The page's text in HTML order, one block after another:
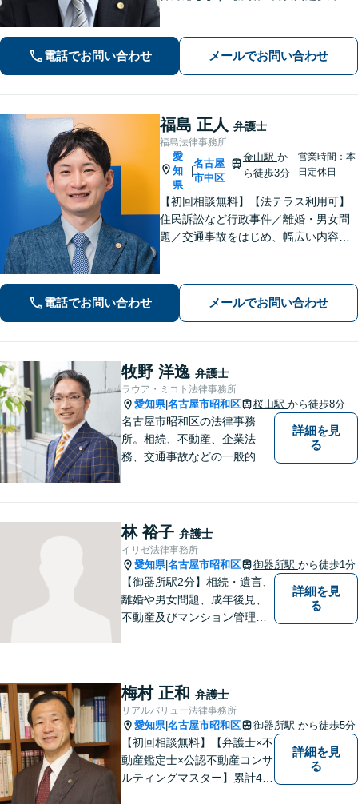
業展開できるよう、法律家の視点でサ
ポートします！【御器所駅／桜山駅徒
電話でお問い合わせ メールでお問い合わせ
福島 正人 弁護士
福島法律事務所
愛
知
県
名古屋
市中区
金山駅 か
ら徒歩3分
営業時間：本
日定休日
【初回相談無料】【法テラス利用可】
住民訴訟など行政事件／離婚・男女問
題／交通事故をはじめ、幅広い内容の
依頼者様にとって納得感の高い解決を
目指します【夜間・休日相談可】【金
山駅5分】
電話でお問い合わせ メールでお問い合わせ
牧野 洋逸 弁護士
ラウア・ミコト法律事務所
愛知県|名古屋市昭和区 桜山駅 から徒歩8分
名古屋市昭和区の法律事務
所。相続、不動産、企業法
務、交通事故などの一般的な
料】【桜山駅より徒歩８分】
【駐車場あり】【オンライン
相談可】
詳細を見
る
林 裕子 弁護士
イリゼ法律事務所
愛知県|名古屋市昭和区 御器所駅 から徒歩1分
【御器所駅2分】相続・遺言、
離婚や男女問題、成年後見、
不動産及びマンション管理な
い、丁寧な説明と迅速な対応
を心がけております。【完全
個室】【法テラス利用可】
詳細を見
る
梅村 正和 弁護士
リアルバリュー法律事務所
愛知県|名古屋市昭和区 御器所駅 から徒歩5分
【初回相談無料】【弁護士×不
動産鑑定士×公認不動産コンサ
ルティングマスター】累計40
詳細を見
る